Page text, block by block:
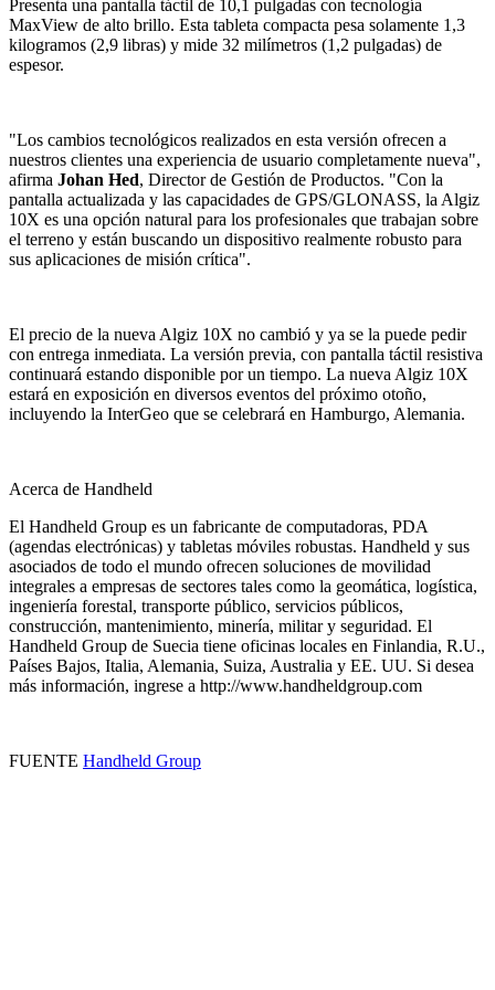
Presenta una pantalla táctil de 10,1 pulgadas con tecnología
MaxView de alto brillo. Esta tableta compacta pesa solamente 1,3
kilogramos (2,9 libras) y mide 32 milímetros (1,2 pulgadas) de
espesor.
"Los cambios tecnológicos realizados en esta versión ofrecen a
nuestros clientes una experiencia de usuario completamente nueva",
afirma Johan Hed, Director de Gestión de Productos. "Con la
pantalla actualizada y las capacidades de GPS/GLONASS, la Algiz
10X es una opción natural para los profesionales que trabajan sobre
el terreno y están buscando un dispositivo realmente robusto para
sus aplicaciones de misión crítica".
El precio de la nueva Algiz 10X no cambió y ya se la puede pedir
con entrega inmediata. La versión previa, con pantalla táctil resistiva
continuará estando disponible por un tiempo. La nueva Algiz 10X
estará en exposición en diversos eventos del próximo otoño,
incluyendo la InterGeo que se celebrará en Hamburgo, Alemania.
Acerca de Handheld
El Handheld Group es un fabricante de computadoras, PDA
(agendas electrónicas) y tabletas móviles robustas. Handheld y sus
asociados de todo el mundo ofrecen soluciones de movilidad
integrales a empresas de sectores tales como la geomática, logística,
ingeniería forestal, transporte público, servicios públicos,
construcción, mantenimiento, minería, militar y seguridad. El
Handheld Group de Suecia tiene oficinas locales en Finlandia, R.U.,
Países Bajos, Italia, Alemania, Suiza, Australia y EE. UU. Si desea
más información, ingrese a http://www.handheldgroup.com
FUENTE Handheld Group